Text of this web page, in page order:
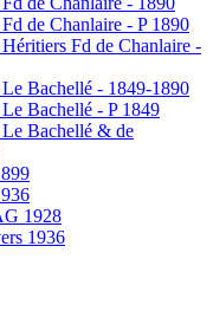
de Chanlaire - P 1890
Fd de Chanlaire -
Bachellé - 1849-1890
Bachellé - P 1849
Bachellé & de
1928
1936